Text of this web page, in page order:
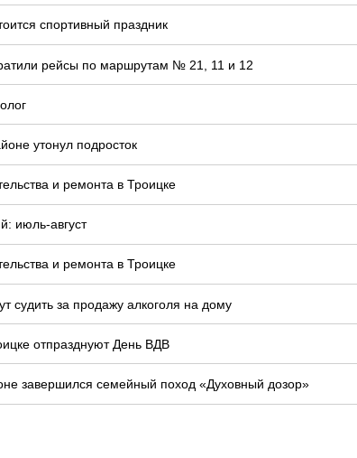
спортивный праздник
рейсы по маршрутам № 21, 11 и 12
утонул подросток
и ремонта в Троицке
июль-август
и ремонта в Троицке
судить за продажу алкоголя на дому
отпразднуют День ВДВ
завершился семейный поход «Духовный дозор»